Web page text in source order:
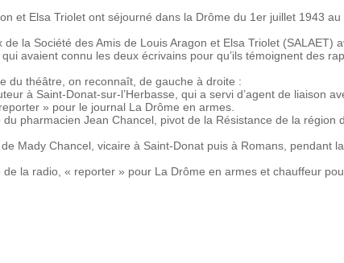
et Elsa Triolet ont séjourné dans la Drôme du 1er juillet 1943
de la Société des Amis de Louis Aragon et Elsa Triolet (SALAET)
avaient connu les deux écrivains pour qu’ils témoignent des
du théâtre, on reconnaît, de gauche à droite :
à Saint-Donat-sur-l’Herbasse, qui a servi d’agent de liaison
» pour le journal La Drôme en armes.
pharmacien Jean Chancel, pivot de la Résistance de la région
Mady Chancel, vicaire à Saint-Donat puis à Romans, pendant
de la radio, « reporter » pour La Drôme en armes et chauffeur